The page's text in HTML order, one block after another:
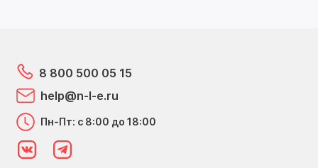
8 800 500 05 15
help@n-l-e.ru
Пн-Пт: с 8:00 до 18:00